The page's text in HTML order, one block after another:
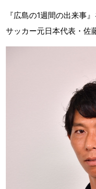
『広島の1週間の出来事
サッカー元日本代表・佐